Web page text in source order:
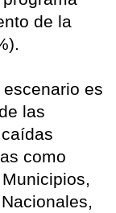
de la
es
las
como